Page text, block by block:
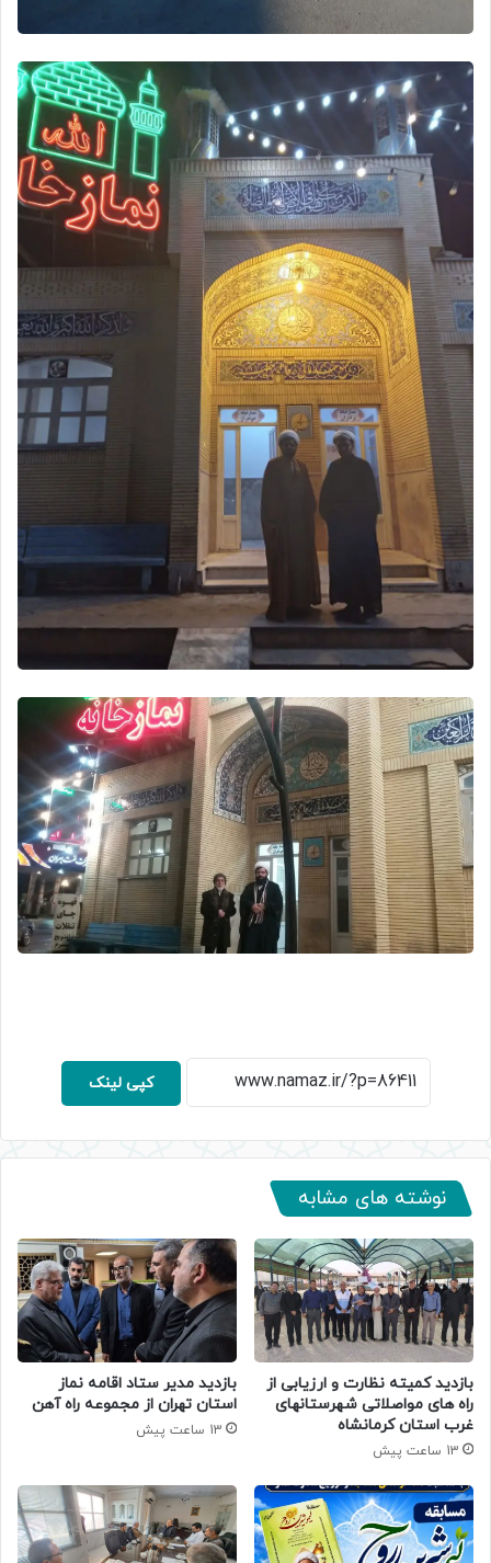
کپی لینک
نوشته های مشابه
بازدید کمیته نظارت و ارزیابی از
راه های مواصلاتی شهرستانهای
غرب استان کرمانشاه
13 ساعت پیش
بازدید مدیر ستاد اقامه نماز
استان تهران از مجموعه راه آهن
13 ساعت پیش